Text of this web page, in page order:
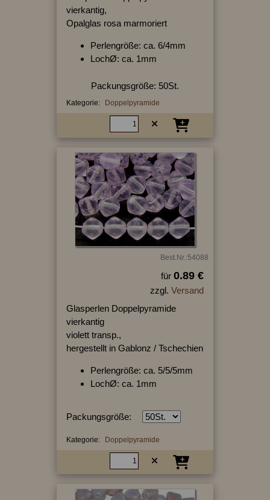
vierkantig,
Opalglas rosa marmoriert
Perlengröße: ca. 6/4mm
LochØ: ca. 1mm
Packungsgröße: 50St.
Kategorie: Doppelpyramide
Best.Nr.:54088
für 0.89 €
zzgl. Versand
Glasperlen Doppelpyramide
vierkantig
violett transp.,
hergestellt in Gablonz / Tschechien
Perlengröße: ca. 5/5/5mm
LochØ: ca. 1mm
Packungsgröße:
Kategorie: Doppelpyramide